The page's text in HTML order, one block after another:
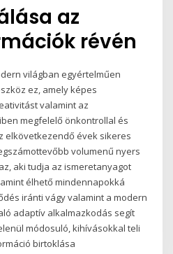
az
révén
világban egyértelműen
ez, amely képes
valamint az
megfelelő önkontrollal és
elkövetkezendő évek sikeres
volumenű nyers
aki tudja az ismeretanyagot
élhető mindennapokká
iránti vágy valamint a modern
adaptív alkalmazkodás segít
módosuló, kihívásokkal teli
birtoklása